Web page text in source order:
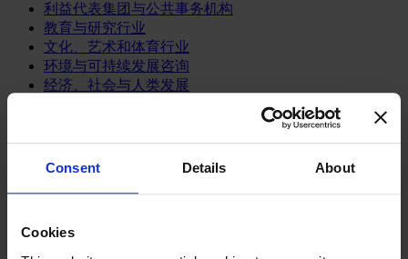
Consent Details About
Cookies
利益代表集团与公共事务机构
教育与研究行业
文化、艺术和体育行业
环境与可持续发展咨询
经济、社会与人类发展
媒体和娱乐业
消费品
餐饮、旅游与酒店业